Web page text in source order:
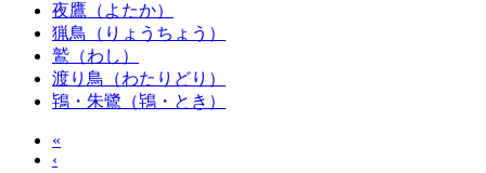
夜鷹（よたか）
猟鳥（りょうちょう）
鷲（わし）
渡り鳥（わたりどり）
鴇・朱鷺（鴇・とき）
«
‹